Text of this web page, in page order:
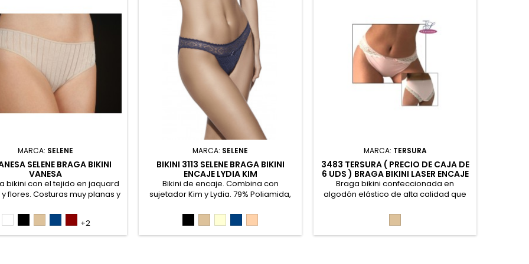
MARCA: SELENE
SELENE BRAGA BIKINI
VANESA
bikini con el tejido en jaquard
flores. Costuras muy planas y
en la zona íntima. Combina
sujetadores Mariluz, Vanesa y
Venta por unidades. 47%
Burdeos
+2
MARCA: SELENE
BIKINI 3113 SELENE BRAGA BIKINI
ENCAJE LYDIA KIM
Bikini de encaje. Combina con
sujetador Kim y Lydia. 79% Poliamida,
unidadeds
MARCA: TERSURA
3483 TERSURA ( PRECIO DE CAJA DE
6 UDS ) BRAGA BIKINI LASER ENCAJE
Braga bikini confeccionada en
algodón elástico de alta calidad que
esta braga ofrece una sensación de
ajuste ligero y natural sin apretar. El
corte láser ultra-plano en los bordes